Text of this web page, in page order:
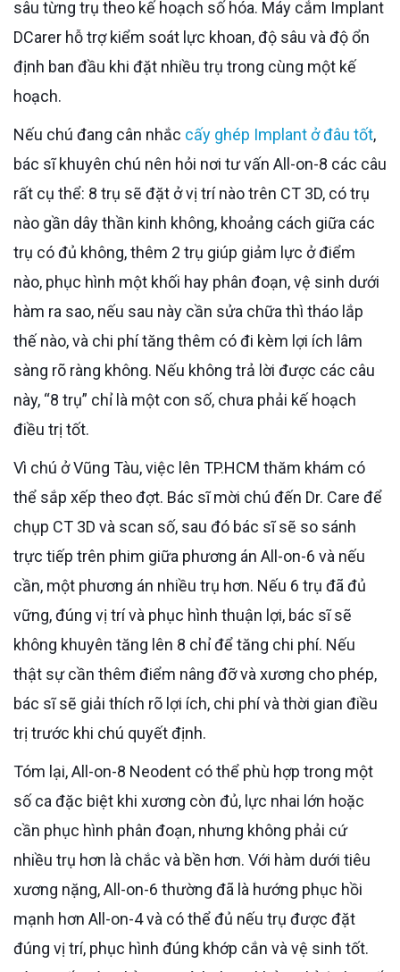
sâu từng trụ theo kế hoạch số hóa. Máy cắm Implant
DCarer hỗ trợ kiểm soát lực khoan, độ sâu và độ ổn
định ban đầu khi đặt nhiều trụ trong cùng một kế
hoạch.
Nếu chú đang cân nhắc cấy ghép Implant ở đâu tốt,
bác sĩ khuyên chú nên hỏi nơi tư vấn All-on-8 các câu
rất cụ thể: 8 trụ sẽ đặt ở vị trí nào trên CT 3D, có trụ
nào gần dây thần kinh không, khoảng cách giữa các
trụ có đủ không, thêm 2 trụ giúp giảm lực ở điểm
nào, phục hình một khối hay phân đoạn, vệ sinh dưới
hàm ra sao, nếu sau này cần sửa chữa thì tháo lắp
thế nào, và chi phí tăng thêm có đi kèm lợi ích lâm
sàng rõ ràng không. Nếu không trả lời được các câu
này, “8 trụ” chỉ là một con số, chưa phải kế hoạch
điều trị tốt.
Vì chú ở Vũng Tàu, việc lên TP.HCM thăm khám có
thể sắp xếp theo đợt. Bác sĩ mời chú đến Dr. Care để
chụp CT 3D và scan số, sau đó bác sĩ sẽ so sánh
trực tiếp trên phim giữa phương án All-on-6 và nếu
cần, một phương án nhiều trụ hơn. Nếu 6 trụ đã đủ
vững, đúng vị trí và phục hình thuận lợi, bác sĩ sẽ
không khuyên tăng lên 8 chỉ để tăng chi phí. Nếu
thật sự cần thêm điểm nâng đỡ và xương cho phép,
bác sĩ sẽ giải thích rõ lợi ích, chi phí và thời gian điều
trị trước khi chú quyết định.
Tóm lại, All-on-8 Neodent có thể phù hợp trong một
số ca đặc biệt khi xương còn đủ, lực nhai lớn hoặc
cần phục hình phân đoạn, nhưng không phải cứ
nhiều trụ hơn là chắc và bền hơn. Với hàm dưới tiêu
xương nặng, All-on-6 thường đã là hướng phục hồi
mạnh hơn All-on-4 và có thể đủ nếu trụ được đặt
đúng vị trí, phục hình đúng khớp cắn và vệ sinh tốt.